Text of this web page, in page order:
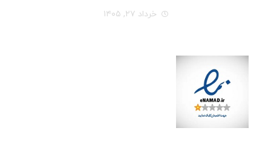
خرداد ۲۷, ۱۴۰۵